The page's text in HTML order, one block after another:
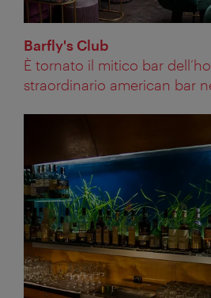
Barfly's Club
È tornato il mitico bar
straordinario american bar